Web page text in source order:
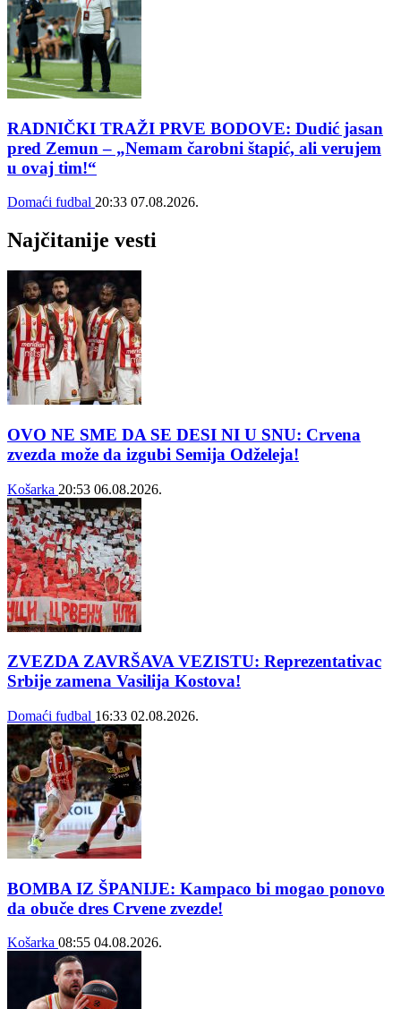
RADNIČKI TRAŽI PRVE BODOVE: Dudić jasan
pred Zemun – „Nemam čarobni štapić, ali verujem
u ovaj tim!“
Domaći fudbal 20:33 07.08.2026.
Najčitanije vesti
OVO NE SME DA SE DESI NI U SNU: Crvena
zvezda može da izgubi Semija Odželeja!
Košarka 20:53 06.08.2026.
ZVEZDA ZAVRŠAVA VEZISTU: Reprezentativac
Srbije zamena Vasilija Kostova!
Domaći fudbal 16:33 02.08.2026.
BOMBA IZ ŠPANIJE: Kampaco bi mogao ponovo
da obuče dres Crvene zvezde!
Košarka 08:55 04.08.2026.